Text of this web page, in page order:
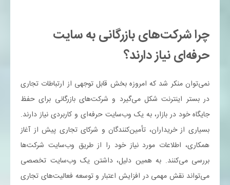
چرا شرکت‌های بازرگانی به سایت
حرفه‌ای نیاز دارند؟
نمی‌توان منکر شد که امروزه بخش قابل توجهی از ارتباطات تجاری
در بستر اینترنت شکل می‌گیرد و شرکت‌های بازرگانی برای حفظ
جایگاه خود در بازار، به یک وب‌سایت حرفه‌ای و کاربردی نیاز دارند.
بسیاری از خریداران، تأمین‌کنندگان و شرکای تجاری پیش از آغاز
همکاری، اطلاعات مورد نیاز خود را از طریق وب‌سایت شرکت‌ها
بررسی می‌کنند. به همین دلیل، داشتن یک وب‌سایت تخصصی
می‌تواند نقش مهمی در افزایش اعتبار و توسعه فعالیت‌های تجاری